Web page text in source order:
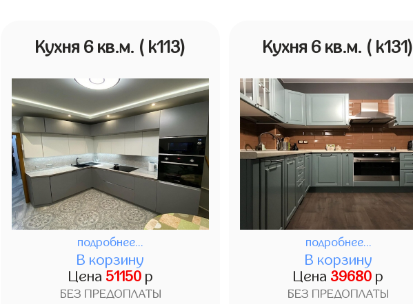
Кухня 6 кв.м. ( k113)
подробнее...
В корзину
Цена 51150р
БЕЗ ПРЕДОПЛАТЫ
Кухня 6 кв.м. ( k131)
подробнее...
В корзину
Цена 39680 р
БЕЗ ПРЕДОПЛАТЫ